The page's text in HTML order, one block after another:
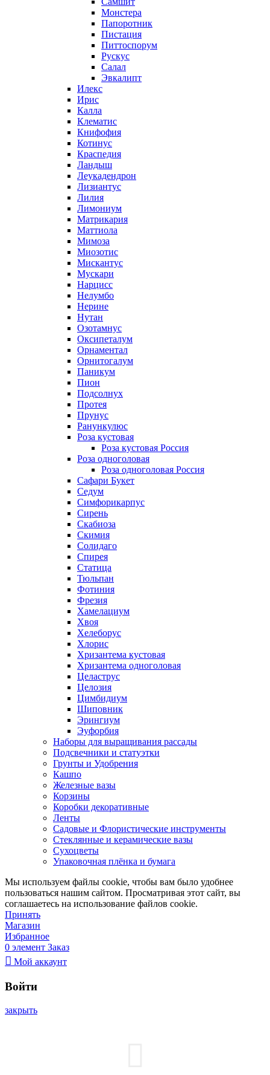
Монстера
Папоротник
Пистация
Питтоспорум
Рускус
Салал
Эвкалипт
Илекс
Ирис
Калла
Клематис
Книфофия
Котинус
Краспедия
Ландыш
Леукадендрон
Лизиантус
Лилия
Лимониум
Матрикария
Маттиола
Мимоза
Миозотис
Мискантус
Мускари
Нарцисс
Нелумбо
Нерине
Нутан
Озотамнус
Оксипеталум
Орнаментал
Орнитогалум
Паникум
Пион
Подсолнух
Протея
Прунус
Ранункулюс
Роза кустовая
Роза кустовая Россия
Роза одноголовая
Роза одноголовая Россия
Сафари Букет
Седум
Симфорикарпус
Сирень
Скабиоза
Скимия
Солидаго
Спирея
Статица
Тюльпан
Фотиния
Фрезия
Хамелациум
Хвоя
Хелеборус
Хлорис
Хризантема кустовая
Хризантема одноголовая
Целаструс
Целозия
Цимбидиум
Шиповник
Эрингиум
Эуфорбия
Наборы для выращивания рассады
Подсвечники и статуэтки
Грунты и Удобрения
Кашпо
Железные вазы
Корзины
Коробки декоративные
Ленты
Садовые и Флористические инструменты
Стеклянные и керамические вазы
Сухоцветы
Упаковочная плёнка и бумага
Мы используем файлы cookie, чтобы вам было удобнее
пользоваться нашим сайтом. Просматривая этот сайт, вы
соглашаетесь на использование файлов cookie.
Принять
Магазин
Избранное
0 элемент Заказ
Мой аккаунт
Войти
закрыть